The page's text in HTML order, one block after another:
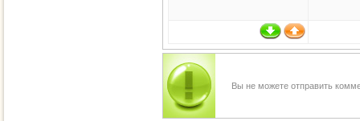
Вы не можете отправить